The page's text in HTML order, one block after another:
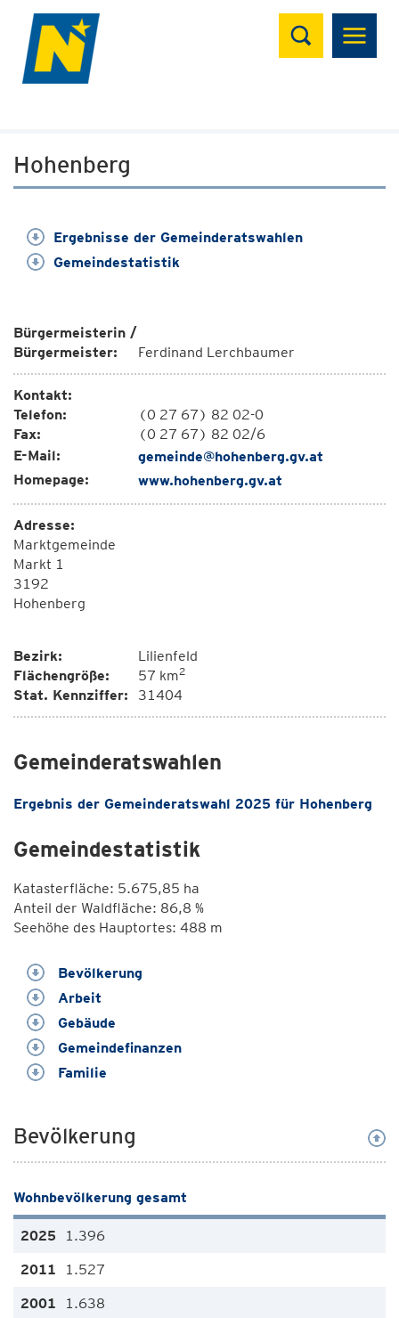
Suchen
Hohenberg
Ergebnisse der Gemeinderatswahlen
Gemeindestatistik
Bürgermeisterin /
Bürgermeister:
Ferdinand Lerchbaumer
Kontakt:
Telefon:
(0 27 67) 82 02-0
Fax:
(0 27 67) 82 02/6
E-Mail:
gemeinde@hohenberg.gv.at
Homepage:
www.hohenberg.gv.at
Adresse:
Marktgemeinde
Markt 1
3192
Hohenberg
Bezirk:
Lilienfeld
Flächengröße:
57 km2
Stat. Kennziffer: 31404
Gemeinderatswahlen
Ergebnis der Gemeinderatswahl 2025 für Hohenberg
Gemeindestatistik
Katasterfläche: 5.675,85 ha
Anteil der Waldfläche: 86,8 %
Seehöhe des Hauptortes: 488 m
Bevölkerung
Arbeit
Gebäude
Gemeindefinanzen
Familie
Bevölkerung
Wohnbevölkerung gesamt
1.396
1.527
1.638